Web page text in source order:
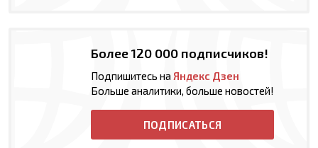
Более 120 000 подписчиков!
Подпишитесь на Яндекс Дзен
Больше аналитики, больше новостей!
ПОДПИСАТЬСЯ